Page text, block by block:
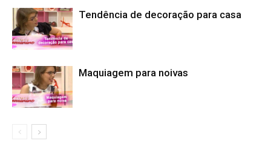
Tendência de decoração para casa
Maquiagem para noivas